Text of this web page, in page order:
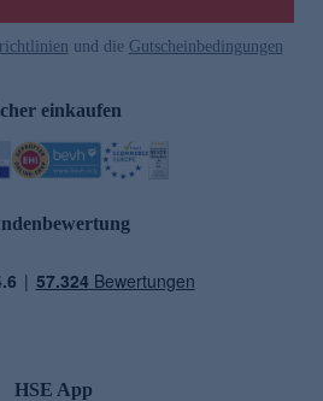
und die Gutscheinbedingungen
einkaufen
HSE App